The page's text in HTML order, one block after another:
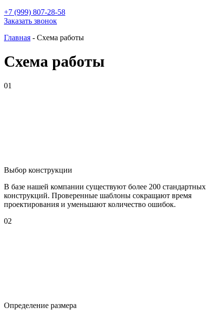
+7 (999) 807-28-58
Заказать звонок
Главная - Схема работы
Схема работы
01
Выбор конструкции
В базе нашей компании существуют более 200 стандартных
конструкций. Проверенные шаблоны сокращают время
проектирования и уменьшают количество ошибок.
02
Определение размера